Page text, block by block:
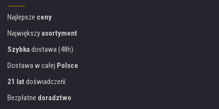
Najlepsze ceny
Największyasortyment
Szybkadostawa (48h)
Dostawa w całej Polsce
21 lat doświadczeńí
Bezpłatne doradztwo